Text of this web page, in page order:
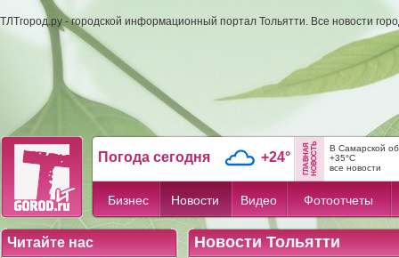
ТЛТгород.ру - городской информационный портал Тольятти. Все новости
Погода сегодня +24°
В Самарской
+35°C
все новости
Бизнес Новости Видео Фотоотчеты
Читайте нас Новости Тольятти